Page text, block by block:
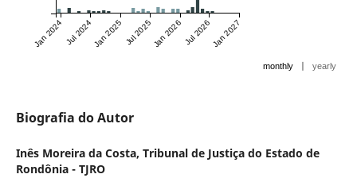
Jan 2024Jul 2024Jan 2025Jul 2025Jan 2026Jul 2026Jan 2027
monthly | yearly
Biografia do Autor
Inês Moreira da Costa, Tribunal de Justiça do Estado de
Rondônia - TJRO